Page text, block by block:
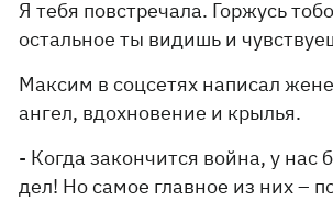
Я тебя повстречала. Горжусь
остальное ты видишь и
Максим в соцсетях написал
ангел, вдохновение и крылья.
- Когда закончится война, у нас
дел! Но самое главное из них –